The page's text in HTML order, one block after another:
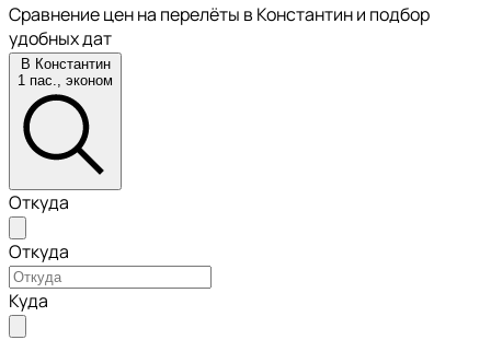
Сравнение цен на перелёты в Константин и подбор
удобных дат
В Константин
1 пас., эконом
Откуда
Откуда
Куда